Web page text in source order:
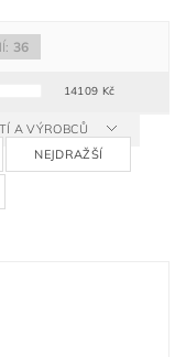
14109 Kč
36
A VÝROBCŮ
NEJDRAŽŠÍ